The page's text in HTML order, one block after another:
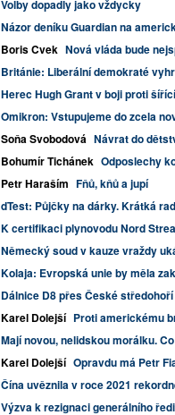
Volby dopadly jako vždycky
Názor deníku Guardian na
Boris Cvek Nová vláda bude
Británie: Liberální demokraté
Herec Hugh Grant v boji proti
Omikron: Vstupujeme do zcela
Soňa Svobodová Návrat do
Bohumír Tichánek Odposlechy
Petr Haraším Fňů, kňů a jupí
dTest: Půjčky na dárky. Krátká
K certifikaci plynovodu Nord
Německý soud v kauze vraždy
Kolaja: Evropská unie by měla
Dálnice D8 přes České
Karel Dolejší Proti americkému
Mají novou, nelidskou morálku.
Karel Dolejší Opravdu má Petr
Čína uvěznila v roce 2021
Výzva k rezignaci generálního